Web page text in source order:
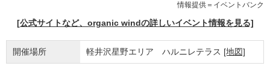
情報提供＝イベントバンク
[公式サイトなど、organic windの詳しいイベント情報を見る]
開催場所 軽井沢星野エリア ハルニレテラス [地図]